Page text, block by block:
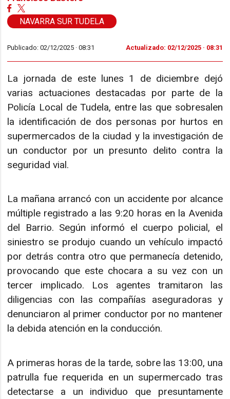
NAVARRA SUR TUDELA
Publicado: 02/12/2025 ·08:31 Actualizado: 02/12/2025 · 08:31
La jornada de este lunes 1 de diciembre dejó
varias actuaciones destacadas por parte de la
Policía Local de Tudela, entre las que sobresalen
la identificación de dos personas por hurtos en
supermercados de la ciudad y la investigación de
un conductor por un presunto delito contra la
seguridad vial.
La mañana arrancó con un accidente por alcance
múltiple registrado a las 9:20 horas en la Avenida
del Barrio. Según informó el cuerpo policial, el
siniestro se produjo cuando un vehículo impactó
por detrás contra otro que permanecía detenido,
provocando que este chocara a su vez con un
tercer implicado. Los agentes tramitaron las
diligencias con las compañías aseguradoras y
denunciaron al primer conductor por no mantener
la debida atención en la conducción.
A primeras horas de la tarde, sobre las 13:00, una
patrulla fue requerida en un supermercado tras
detectarse a un individuo que presuntamente